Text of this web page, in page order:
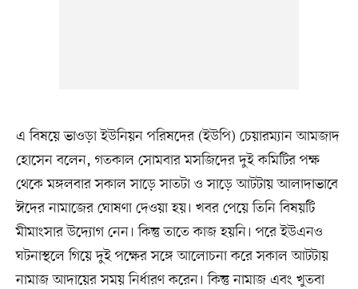
এ বিষয়ে ভাওড়া ইউনিয়ন পরিষদের (ইউপি) চেয়ারম্যান আমজাদ
হোসেন বলেন, গতকাল সোমবার মসজিদের দুই কমিটির পক্ষ
থেকে মঙ্গলবার সকাল সাড়ে সাতটা ও সাড়ে আটটায় আলাদাভাবে
ঈদের নামাজের ঘোষণা দেওয়া হয়। খবর পেয়ে তিনি বিষয়টি
মীমাংসার উদ্যোগ নেন। কিন্তু তাতে কাজ হয়নি। পরে ইউএনও
ঘটনাস্থলে গিয়ে দুই পক্ষের সঙ্গে আলোচনা করে সকাল আটটায়
নামাজ আদায়ের সময় নির্ধারণ করেন। কিন্তু নামাজ এবং খুতবা